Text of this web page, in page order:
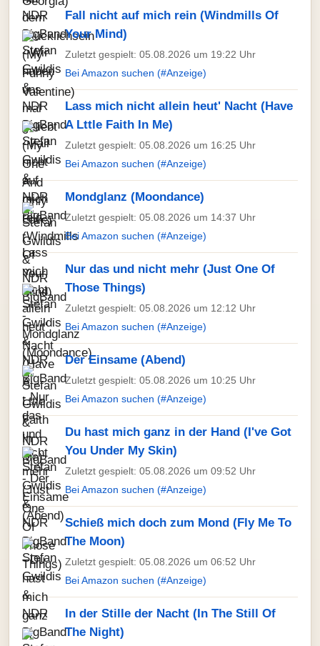
Fall nicht auf mich rein (Windmills Of
Your Mind)
Zuletzt gespielt: 05.08.2026 um 19:22 Uhr
Bei Amazon suchen (#Anzeige)
Lass mich nicht allein heut' Nacht (Have
A Lttle Faith In Me)
Zuletzt gespielt: 05.08.2026 um 16:25 Uhr
Bei Amazon suchen (#Anzeige)
Mondglanz (Moondance)
Zuletzt gespielt: 05.08.2026 um 14:37 Uhr
Bei Amazon suchen (#Anzeige)
Nur das und nicht mehr (Just One Of
Those Things)
Zuletzt gespielt: 05.08.2026 um 12:12 Uhr
Bei Amazon suchen (#Anzeige)
Der Einsame (Abend)
Zuletzt gespielt: 05.08.2026 um 10:25 Uhr
Bei Amazon suchen (#Anzeige)
Du hast mich ganz in der Hand (I've Got
You Under My Skin)
Zuletzt gespielt: 05.08.2026 um 09:52 Uhr
Bei Amazon suchen (#Anzeige)
Schieß mich doch zum Mond (Fly Me To
The Moon)
Zuletzt gespielt: 05.08.2026 um 06:52 Uhr
Bei Amazon suchen (#Anzeige)
In der Stille der Nacht (In The Still Of
The Night)